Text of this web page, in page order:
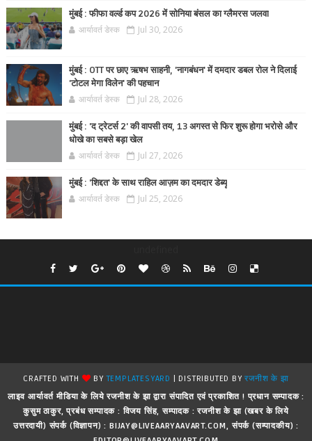
मुंबई : फीफा वर्ल्ड कप 2026 में सोनिया बंसल का ग्लैमरस जलवा
आर्यावर्त डेस्क Jul 30, 2026
मुंबई : OTT पर छाए ऋषभ साहनी, 'नागबंधन' में दमदार डबल रोल ने दिलाई
'टोटल मेगा विलेन' की पहचान
आर्यावर्त डेस्क Jul 28, 2026
मुंबई : 'द ट्रेटर्स 2' की वापसी तय, 13 अगस्त से फिर शुरू होगा भरोसे और
धोखे का सबसे बड़ा खेल
आर्यावर्त डेस्क Jul 27, 2026
मुंबई : 'शिद्दत' के साथ राहिल आज़म का दमदार डेब्यू
आर्यावर्त डेस्क Jul 25, 2026
CRAFTED WITH BYTEMPLATESYARD | DISTRIBUTED BYरजनीश के झा
लाइव आर्यावर्त मीडिया के लिये रजनीश के झा द्वारा संपादित एवं प्रकाशित ! प्रधान सम्पादक :
कुसुम ठाकुर, प्रबंध सम्पादक : विजय सिंह, सम्पादक : रजनीश के झा (खबर के लिये
उत्तरदायी) संपर्क (विज्ञापन) : BIJAY@LIVEAARYAAVART.COM, संपर्क (सम्पादकीय) :